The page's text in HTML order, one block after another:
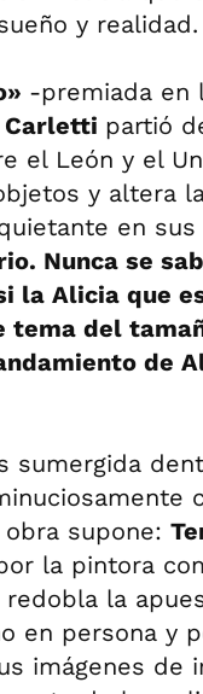
y realidad.
-premiada en
Carletti partió
el León y el
y altera
en sus
Nunca se
la Alicia que
tema del
de
sumergida
supone:
la pintora
la
en persona y
imágenes de